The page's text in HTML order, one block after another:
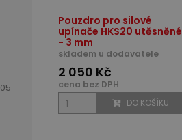
Pouzdro pro silové
upínače HKS20 utěsněné
- 3 mm
skladem u dodavatele
2 050 Kč
cena bez DPH
DO KOŠÍKU